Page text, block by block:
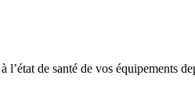
l’état de santé de vos équipements